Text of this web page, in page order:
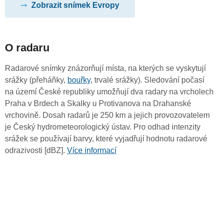
Zobrazit snímek Evropy
O radaru
Radarové snímky znázorňují místa, na kterých se vyskytují
srážky (přeháňky, bouřky, trvalé srážky). Sledování počasí
na území České republiky umožňují dva radary na vrcholech
Praha v Brdech a Skalky u Protivanova na Drahanské
vrchovině. Dosah radarů je 250 km a jejich provozovatelem
je Český hydrometeorologický ústav. Pro odhad intenzity
srážek se používají barvy, které vyjadřují hodnotu radarové
odrazivosti [dBZ]. Více informací